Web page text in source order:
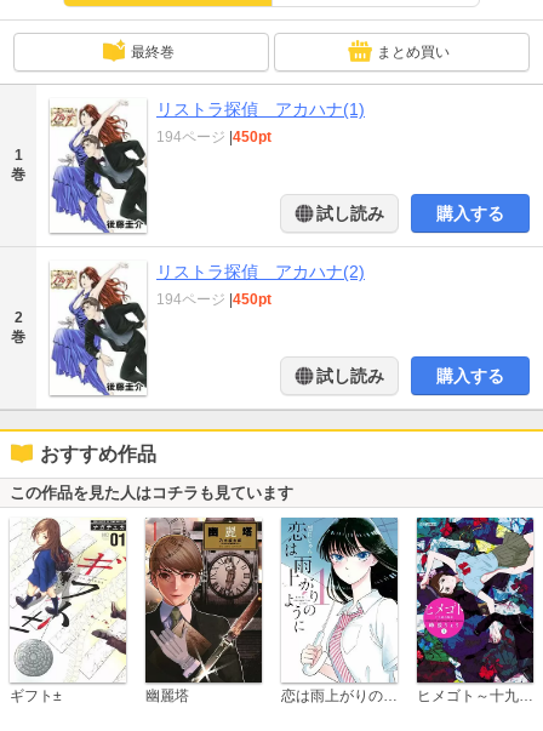
最終巻 まとめ買い
1
巻
リストラ探偵 アカハナ(1)
194ページ |450pt
試し読み 購入する
2
巻
リストラ探偵 アカハナ(2)
194ページ |450pt
試し読み 購入する
おすすめ作品
この作品を見た人はコチラも見ています
ギフト± 幽麗塔 ヒメゴト～十九歳の制服～